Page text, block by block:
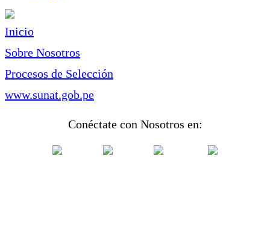
Inicio
Sobre Nosotros
Procesos de Selección
www.sunat.gob.pe
Conéctate con Nosotros en: